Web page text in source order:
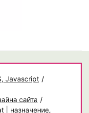
Javascript /
сайта /
| назначение,